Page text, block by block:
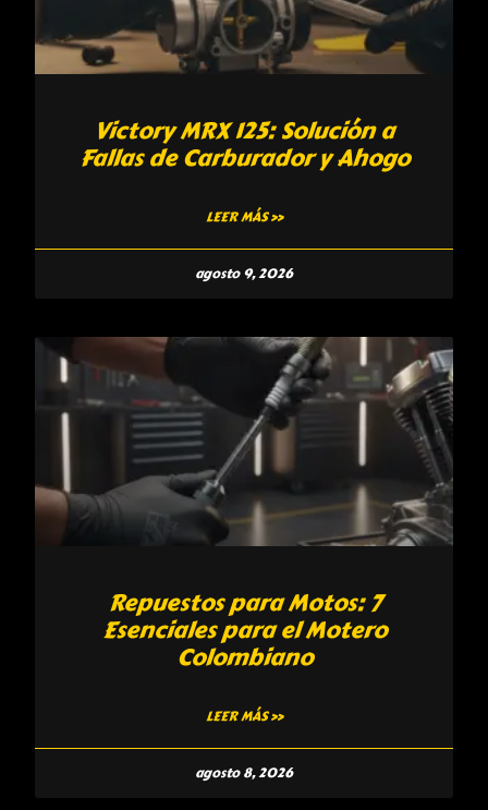
Victory MRX 125: Solución a
Fallas de Carburador y Ahogo
LEER MÁS »
agosto 9, 2026
Repuestos para Motos: 7
Esenciales para el Motero
Colombiano
LEER MÁS »
agosto 8, 2026